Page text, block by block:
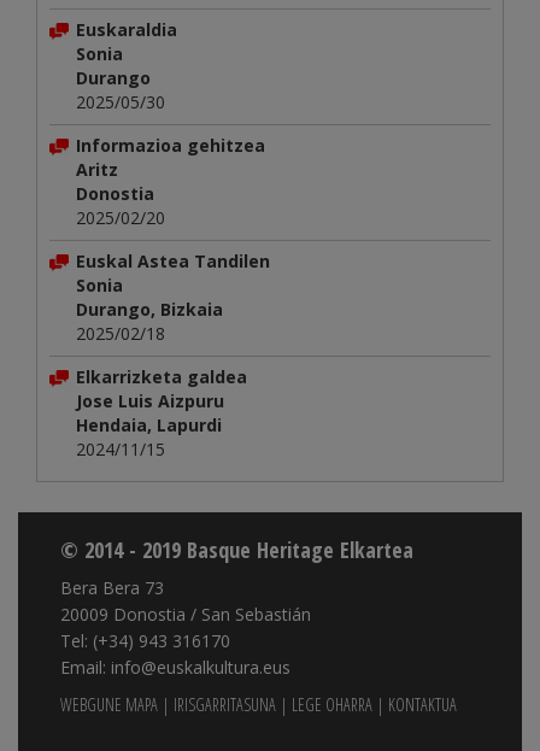
Euskaraldia
Sonia
Durango
2025/05/30
Informazioa gehitzea
Aritz
Donostia
2025/02/20
Euskal Astea Tandilen
Sonia
Durango, Bizkaia
2025/02/18
Elkarrizketa galdea
Jose Luis Aizpuru
Hendaia, Lapurdi
2024/11/15
© 2014 - 2019 Basque Heritage Elkartea
Bera Bera 73
20009 Donostia / San Sebastián
Tel: (+34) 943 316170
Email: info@euskalkultura.eus
WEBGUNE MAPA | IRISGARRITASUNA | LEGE OHARRA | KONTAKTUA